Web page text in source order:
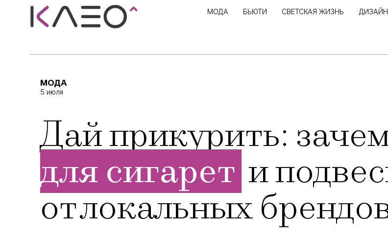
МОДА БЬЮТИ СВЕТСКАЯ ЖИЗНЬ ДИЗАЙН
МОДА
5 июля
Дай прикурить:
для сигарет и
от локальных